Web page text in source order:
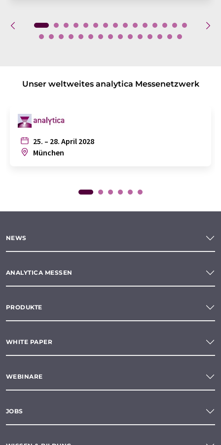
Unser weltweites analytica Messenetzwerk
25. – 28. April 2028
München
NEWS
ANALYTICA MESSEN
PRODUKTE
WHITE PAPER
WEBINARE
JOBS